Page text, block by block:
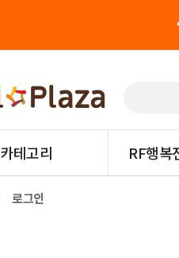
카테고리 RF행복
로그인